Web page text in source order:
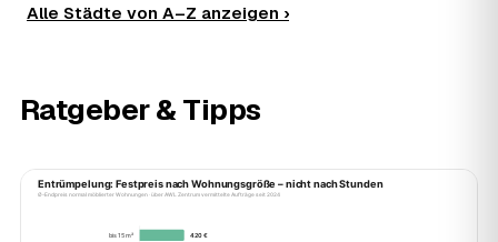
Alle Städte von A–Z anzeigen ›
Ratgeber & Tipps